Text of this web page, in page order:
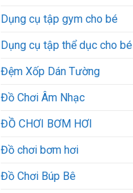
Dụng cụ tập gym cho bé
Dụng cụ tập thể dục cho bé
Đệm Xốp Dán Tường
Đồ Chơi Âm Nhạc
ĐỒ CHƠI BƠM HƠI
Đồ chơi bơm hơi
Đồ Chơi Búp Bê